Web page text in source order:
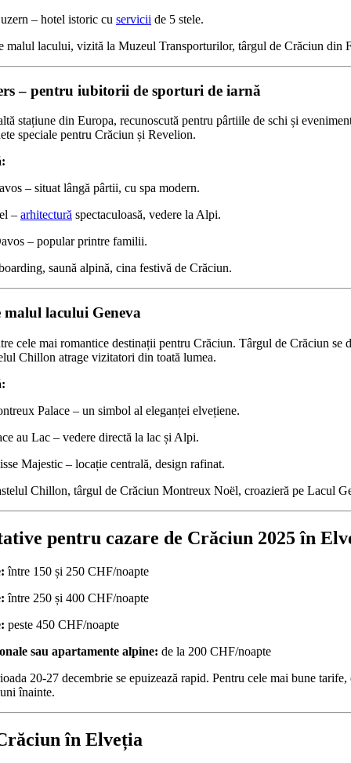
– hotel istoric cu servicii de 5 stele.
malul lacului, vizită la Muzeul Transporturilor, târgul de Crăciun din
– pentru iubitorii de sporturi de iarnă
stațiune din Europa, recunoscută pentru pârtiile de schi și
speciale pentru Crăciun și Revelion.
– situat lângă pârtii, cu spa modern.
– arhitectură spectaculoasă, vedere la Alpi.
– popular printre familii.
saună alpină, cina festivă de Crăciun.
lacului Geneva
cele mai romantice destinații pentru Crăciun. Târgul de Crăciun se
Chillon atrage vizitatori din toată lumea.
Palace – un simbol al eleganței elvețiene.
au Lac – vedere directă la lac și Alpi.
Majestic – locație centrală, design rafinat.
Chillon, târgul de Crăciun Montreux Noël, croazieră pe Lacul
pentru cazare de Crăciun 2025 în
între 150 și 250 CHF/noapte
între 250 și 400 CHF/noapte
peste 450 CHF/noapte
sau apartamente alpine: de la 200 CHF/noapte
20-27 decembrie se epuizează rapid. Pentru cele mai bune tarife,
înainte.
în Elveția